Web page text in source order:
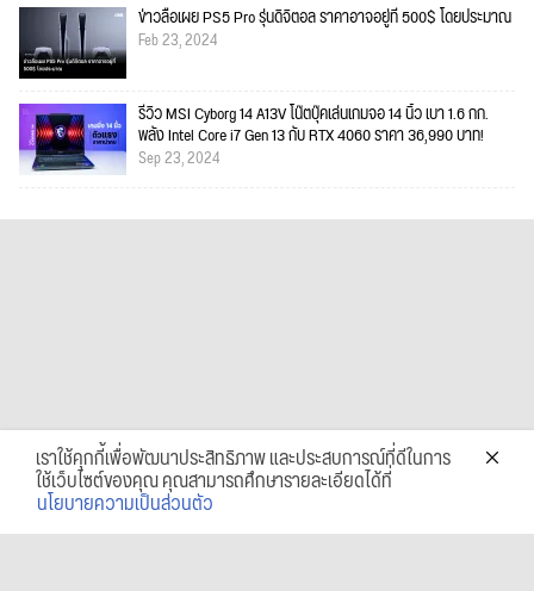
ข่าวลือเผย PS5 Pro รุ่นดิจิตอล ราคาอาจอยู่ที่ 500$ โดยประมาณ
Feb 23, 2024
รีวิว MSI Cyborg 14 A13V โน๊ตบุ๊คเล่นเกมจอ 14 นิ้ว เบา 1.6 กก.
พลัง Intel Core i7 Gen 13 กับ RTX 4060 ราคา 36,990 บาท!
Sep 23, 2024
เราใช้คุกกี้เพื่อพัฒนาประสิทธิภาพ และประสบการณ์ที่ดีในการ
ใช้เว็บไซต์ของคุณ คุณสามารถศึกษารายละเอียดได้ที่
นโยบายความเป็นส่วนตัว